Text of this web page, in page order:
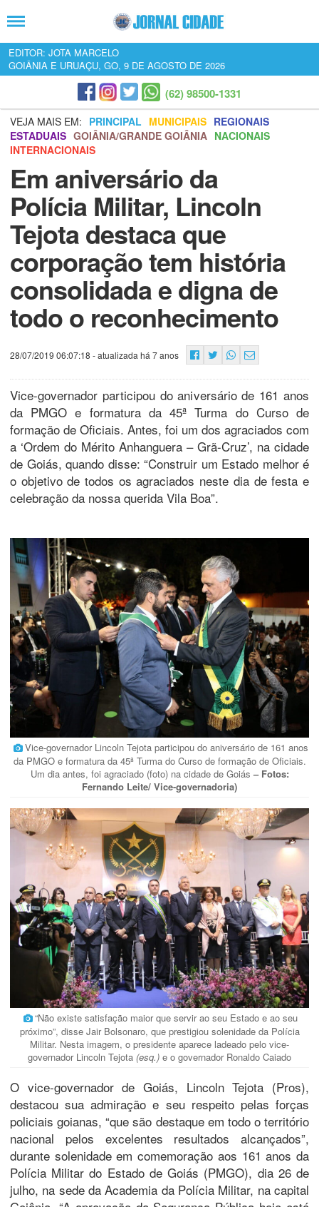
EDITOR: JOTA MARCELO
GOIÂNIA E URUAÇU, GO, 9 DE AGOSTO DE 2026
(62) 98500-1331
VEJA MAIS EM: PRINCIPAL MUNICIPAIS REGIONAIS
ESTADUAIS GOIÂNIA/GRANDE GOIÂNIA NACIONAIS
INTERNACIONAIS
Em aniversário da
Polícia Militar, Lincoln
Tejota destaca que
corporação tem história
consolidada e digna de
todo o reconhecimento
28/07/2019 06:07:18 - atualizada há 7 anos
Vice-governador participou do aniversário de 161 anos
da PMGO e formatura da 45ª Turma do Curso de
formação de Oficiais. Antes, foi um dos agraciados com
a ‘Ordem do Mérito Anhanguera – Grã-Cruz’, na cidade
de Goiás, quando disse: “Construir um Estado melhor é
o objetivo de todos os agraciados neste dia de festa e
celebração da nossa querida Vila Boa”.
Vice-governador Lincoln Tejota participou do aniversário de 161 anos
da PMGO e formatura da 45ª Turma do Curso de formação de Oficiais.
Um dia antes, foi agraciado (foto) na cidade de Goiás – Fotos:
Fernando Leite/ Vice-governadoria)
“Não existe satisfação maior que servir ao seu Estado e ao seu
próximo”, disse Jair Bolsonaro, que prestigiou solenidade da Polícia
Militar. Nesta imagem, o presidente aparece ladeado pelo vice-
governador Lincoln Tejota (esq.) e o governador Ronaldo Caiado
O vice-governador de Goiás, Lincoln Tejota (Pros),
destacou sua admiração e seu respeito pelas forças
policiais goianas, “que são destaque em todo o território
nacional pelos excelentes resultados alcançados”,
durante solenidade em comemoração aos 161 anos da
Polícia Militar do Estado de Goiás (PMGO), dia 26 de
julho, na sede da Academia da Polícia Militar, na capital